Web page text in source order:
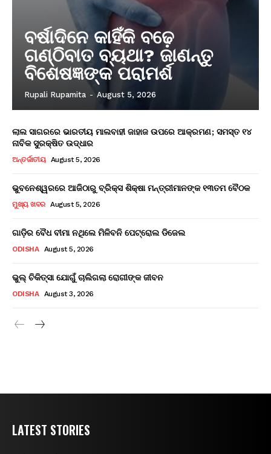
ବର୍ଷାଦିନେ କାହିଁକି ବଢ଼େ
ଗଣ୍ଠିବାତ ବ୍ୟଥା? ଜାଣନ୍ତୁ
ବିଶେଷଜ୍ଞଙ୍କ ପରାମର୍ଶ
Rupali Rupamita - August 5, 2026
ଲାଲ ସାଗରରେ ଭାରତୀୟ ମାଲବାହୀ ଜାହାଜ ଉପରେ ଆକ୍ରମଣ; ସମସ୍ତ ୧୪
ନାବିକ ସୁରକ୍ଷିତ ଉଦ୍ଧାର
ଅନ୍ତର୍ଜାତୀୟ August 5, 2026
ଭୁବନେଶ୍ୱରରେ ଆଜିଠାରୁ ବ୍ରିକ୍ସ ଶିକ୍ଷା ମନ୍ତ୍ରୀମାନଙ୍କ ୧୩ତମ ବୈଠକ
ମୁଖ୍ୟ ଖବର August 5, 2026
ଗାଡ଼ିର ବୈଧ ବୀମା ନଥିଲେ ମିଳିବନି ପେଟ୍ରୋଲ ଡିଜେଲ
ODISHA August 5, 2026
ଭୁଲ୍ ଚିକିତ୍ସା ଯୋଗୁଁ ଚାଲିଗଲା ରୋଗୀଙ୍କ ଜୀବନ
ODISHA August 3, 2026
LATEST STORIES